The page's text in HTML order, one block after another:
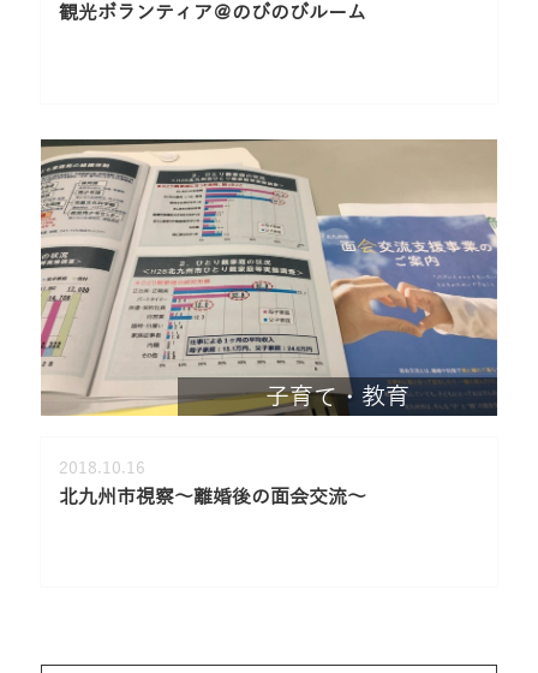
観光ボランティア＠のびのびルーム
子育て・教育
2018.10.16
北九州市視察～離婚後の面会交流～